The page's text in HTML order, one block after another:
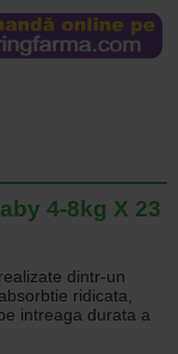
4-8kg X 23
dintr-un
ridicata,
intreaga durata a